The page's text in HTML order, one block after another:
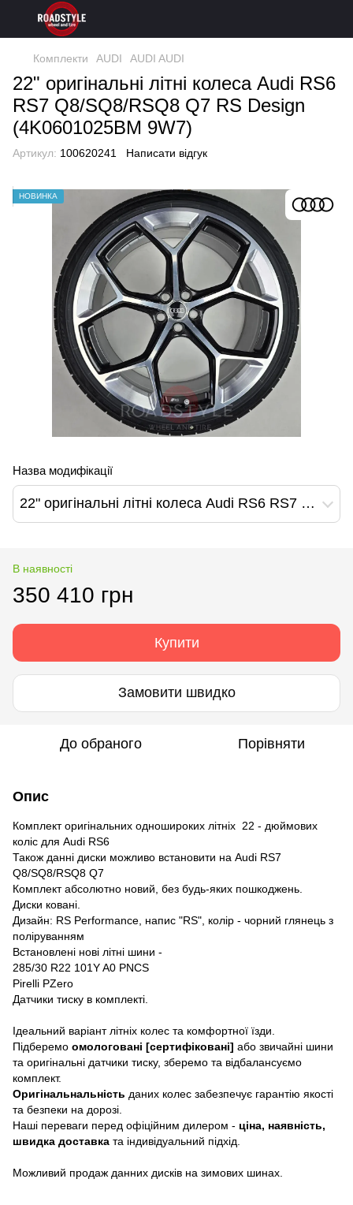
Комплекти AUDI AUDI AUDI
22" оригінальні літні колеса Audi RS6
RS7 Q8/SQ8/RSQ8 Q7 RS Design
(4K0601025BM 9W7)
Артикул: 100620241 Написати відгук
НОВИНКА
Назва модифікації
22" оригінальні літні колеса Audi RS6 RS7 Q8/SQ8/RSQ8 Q7 RS Design (4K0601025BM 9W7)
В наявності
350 410 грн
Купити
Замовити швидко
До обраного Порівняти
Опис
Комплект оригінальних одношироких літніх 22 - дюймових
коліс для Audi RS6
Також данні диски можливо встановити на Audi RS7
Q8/SQ8/RSQ8 Q7
Комплект абсолютно новий, без будь-яких пошкоджень.
Диски ковані.
Дизайн: RS Performance, напис "RS", колір - чорний глянець з
поліруванням
Встановлені нові літні шини -
285/30 R22 101Y A0 PNCS
Pirelli PZero
Датчики тиску в комплекті.
Ідеальний варіант літніх колес та комфортної їзди.
Підберемо омологовані [сертифіковані] або звичайні шини
та оригінальні датчики тиску, зберемо та відбалансуємо
комплект.
Оригінальнальність даних колес забезпечує гарантію якості
та безпеки на дорозі.
Наші переваги перед офіційним дилером - ціна, наявність,
швидка доставка та індивідуальний підхід.
Можливий продаж данних дисків на зимових шинах.